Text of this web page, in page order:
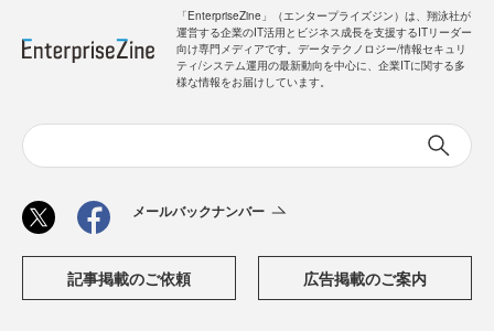
「EnterpriseZine」（エンタープライズジン）は、翔泳社が
運営する企業のIT活用とビジネス成長を支援するITリーダー
向け専門メディアです。データテクノロジー/情報セキュリ
ティ/システム運用の最新動向を中心に、企業ITに関する多
様な情報をお届けしています。
メールバックナンバー
記事掲載のご依頼 広告掲載のご案内